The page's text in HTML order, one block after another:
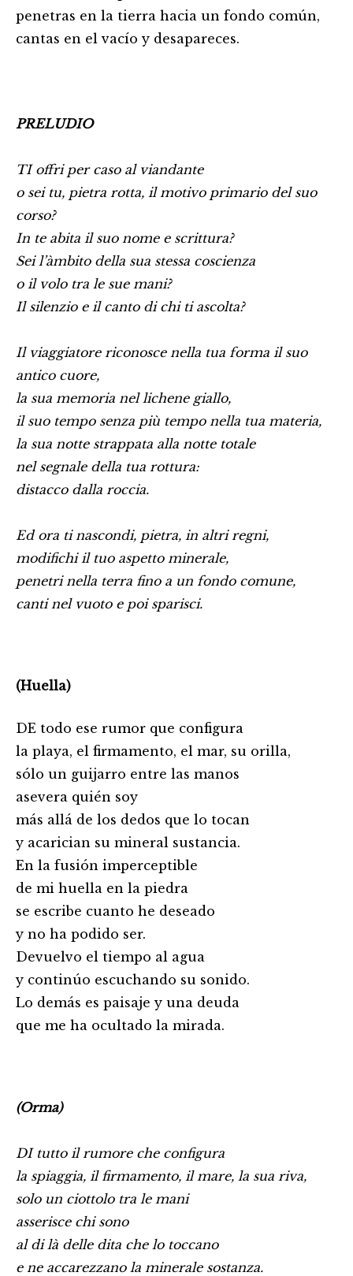
penetras en la tierra hacia un fondo común,
cantas en el vacío y desapareces.
PRELUDIO
TI offri per caso al viandante
o sei tu, pietra rotta, il motivo primario del suo
corso?
In te abita il suo nome e scrittura?
Sei l’àmbito della sua stessa coscienza
o il volo tra le sue mani?
Il silenzio e il canto di chi ti ascolta?
Il viaggiatore riconosce nella tua forma il suo
antico cuore,
la sua memoria nel lichene giallo,
il suo tempo senza più tempo nella tua materia,
la sua notte strappata alla notte totale
nel segnale della tua rottura:
distacco dalla roccia.
Ed ora ti nascondi, pietra, in altri regni,
modifichi il tuo aspetto minerale,
penetri nella terra fino a un fondo comune,
canti nel vuoto e poi sparisci.
(Huella)
DE todo ese rumor que configura
la playa, el firmamento, el mar, su orilla,
sólo un guijarro entre las manos
asevera quién soy
más allá de los dedos que lo tocan
y acarician su mineral sustancia.
En la fusión imperceptible
de mi huella en la piedra
se escribe cuanto he deseado
y no ha podido ser.
Devuelvo el tiempo al agua
y continúo escuchando su sonido.
Lo demás es paisaje y una deuda
que me ha ocultado la mirada.
(Orma)
DI tutto il rumore che configura
la spiaggia, il firmamento, il mare, la sua riva,
solo un ciottolo tra le mani
asserisce chi sono
al di là delle dita che lo toccano
e ne accarezzano la minerale sostanza.